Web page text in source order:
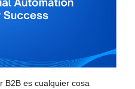
B2B es cualquier cosa